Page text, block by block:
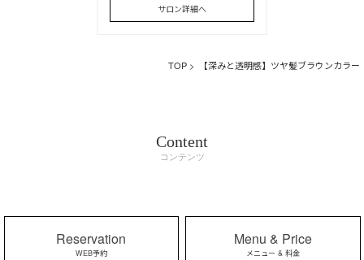
サロン詳細へ
TOP > 【深みと透明感】ツヤ髪ブラウンカラー
Content
コンテンツ
Reservation
WEB予約
Menu & Price
メニュー & 料金